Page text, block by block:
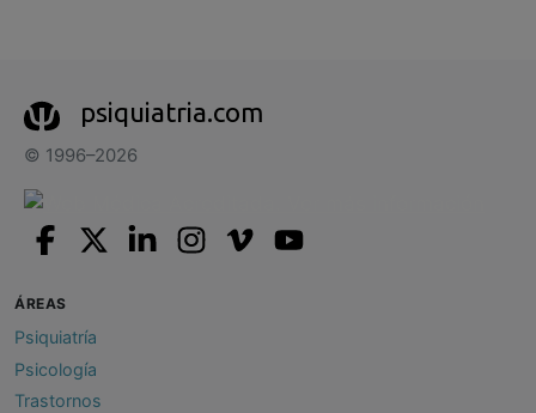
psiquiatria.com
© 1996–2026
ÁREAS
Psiquiatría
Psicología
Trastornos